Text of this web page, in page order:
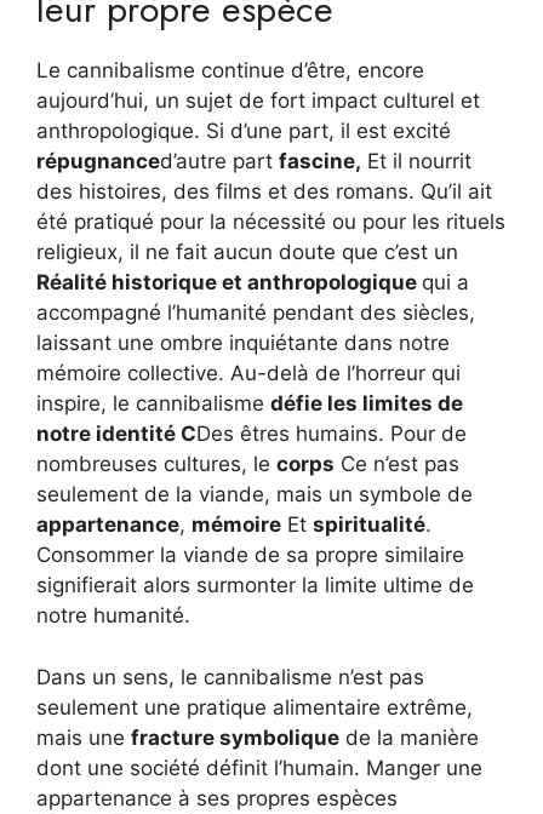
Le cannibalisme continue d’être, encore
aujourd’hui, un sujet de fort impact culturel et
anthropologique. Si d’une part, il est excité
répugnanced’autre part fascine, Et il nourrit
des histoires, des films et des romans. Qu’il ait
été pratiqué pour la nécessité ou pour les rituels
religieux, il ne fait aucun doute que c’est un
Réalité historique et anthropologique qui a
accompagné l’humanité pendant des siècles,
laissant une ombre inquiétante dans notre
mémoire collective. Au-delà de l’horreur qui
inspire, le cannibalisme défie les limites de
notre identité CDes êtres humains. Pour de
nombreuses cultures, le corps Ce n’est pas
seulement de la viande, mais un symbole de
appartenance, mémoire Et spiritualité.
Consommer la viande de sa propre similaire
signifierait alors surmonter la limite ultime de
notre humanité.
Dans un sens, le cannibalisme n’est pas
seulement une pratique alimentaire extrême,
mais une fracture symbolique de la manière
dont une société définit l’humain. Manger une
appartenance à ses propres espèces